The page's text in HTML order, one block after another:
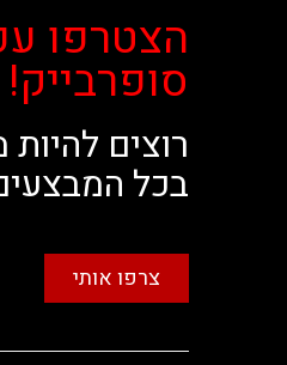
הצטרפו
סופרבייק!
רוצים להיות
בכל
צרפו אותי